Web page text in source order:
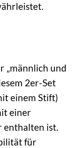
„männlich und
2er-Set
einem Stift)
einer
enthalten ist.
für